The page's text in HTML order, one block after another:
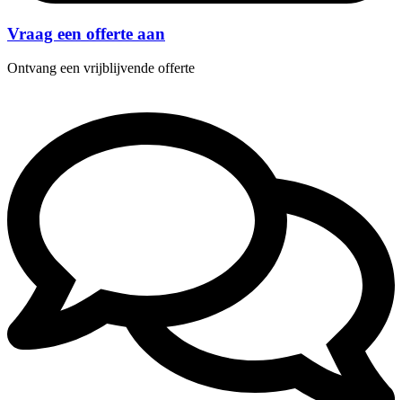
Vraag een offerte aan
Ontvang een vrijblijvende offerte